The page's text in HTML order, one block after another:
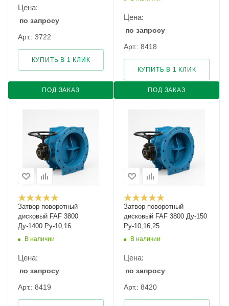
Цена:
по запросу
Арт.: 3722
ПОД ЗАКАЗ
КУПИТЬ В 1 КЛИК
Цена:
по запросу
Арт.: 8418
ПОД ЗАКАЗ
КУПИТЬ В 1 КЛИК
Затвор поворотный
дисковый FAF 3800
Ду-1400 Ру-10,16
В наличии
Цена:
по запросу
Арт.: 8419
Затвор поворотный
дисковый FAF 3800 Ду-150
Ру-10,16,25
В наличии
Цена:
по запросу
Арт.: 8420